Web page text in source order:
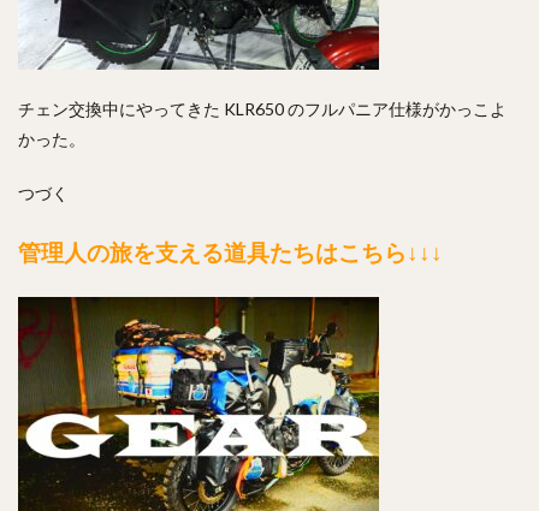
チェン交換中にやってきた KLR650 のフルパニア仕様がかっこよ
かった。
つづく
管理人の旅を支える道具たちはこちら↓↓↓